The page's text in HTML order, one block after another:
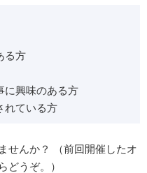
る方
に興味のある方
れている方
せんか？ （前回開催したオ
どうぞ。）